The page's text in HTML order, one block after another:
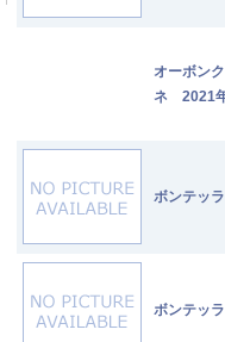
オーボン
ネ 2021
ボンテッ
ボンテッ